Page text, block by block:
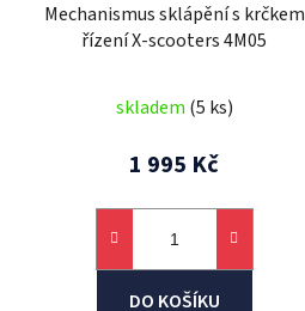
Mechanismus sklápění s krčkem
řízení X-scooters 4M05
skladem (5 ks)
1 995 Kč
DO KOŠÍKU